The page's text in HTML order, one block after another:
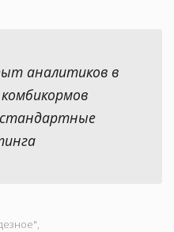
аналитиков в